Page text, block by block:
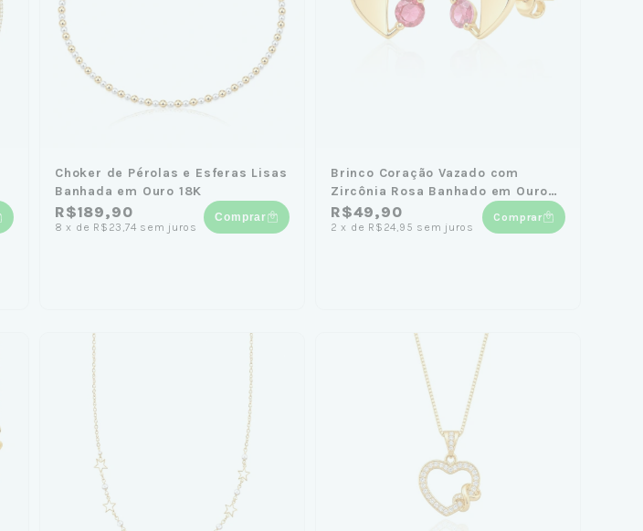
Choker de Pérolas e Esferas Lisas
Banhada em Ouro 18K
R$189,90
8 x de R$23,74 sem juros
Comprar
Brinco Coração Vazado com
Zircônia Rosa Banhado em Ouro
18k
R$49,90
2 x de R$24,95 sem juros
Comprar